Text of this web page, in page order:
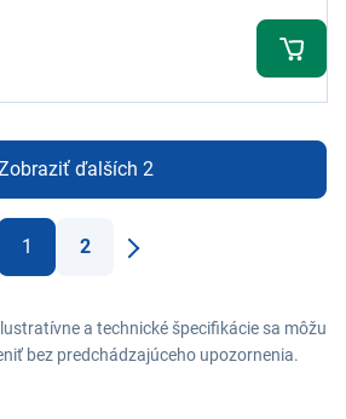
ďalších 2
1
2
a technické špecifikácie sa môžu
bez predchádzajúceho upozornenia.